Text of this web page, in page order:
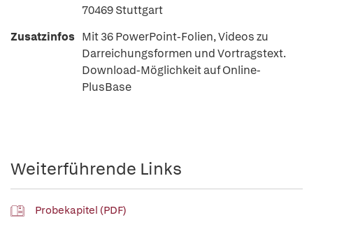
70469 Stuttgart
Zusatzinfos Mit 36 PowerPoint-Folien, Videos zu
Darreichungsformen und Vortragstext.
Download-Möglichkeit auf Online-
PlusBase
Weiterführende Links
Probekapitel (PDF)